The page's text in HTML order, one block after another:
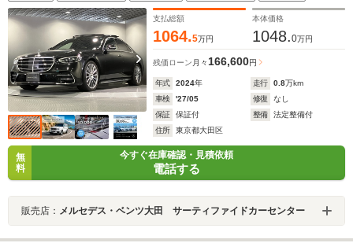
支払総額
1064.5万円
本体価格
1048.0万円
残価ローン 月々 166,600円
年式 2024年 走行 0.8万km
車検
'27/05 修復
なし
保証
保証付 整備
法定整備付
住所
東京都大田区
無
料
今すぐ在庫確認・見積依頼
電話する
販売店： メルセデス・ベンツ大田 サーティファイドカーセンター